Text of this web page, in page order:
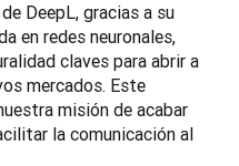
DeepL, gracias a su
en redes neuronales,
claves para abrir a
mercados. Este
misión de acabar
la comunicación al